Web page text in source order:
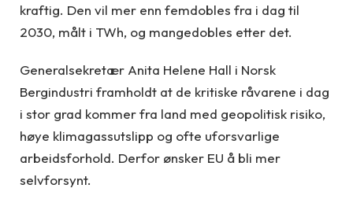
kraftig. Den vil mer enn femdobles fra i dag til
2030, målt i TWh, og mangedobles etter det.
Generalsekretær Anita Helene Hall i Norsk
Bergindustri framholdt at de kritiske råvarene i dag
i stor grad kommer fra land med geopolitisk risiko,
høye klimagassutslipp og ofte uforsvarlige
arbeidsforhold. Derfor ønsker EU å bli mer
selvforsynt.